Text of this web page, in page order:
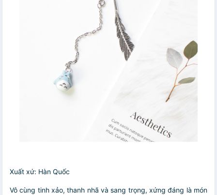
Xuất xứ: Hàn Quốc
Vô cùng tinh xảo, thanh nhã và sang trọng, xứng đáng là món